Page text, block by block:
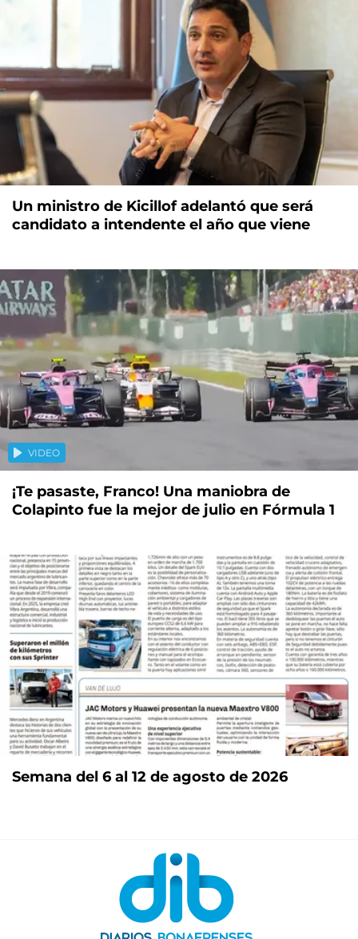
Un ministro de Kicillof adelantó que será
candidato a intendente el año que viene
VIDEO
¡Te pasaste, Franco! Una maniobra de
Colapinto fue la mejor de julio en Fórmula 1
Semana del 6 al 12 de agosto de 2026